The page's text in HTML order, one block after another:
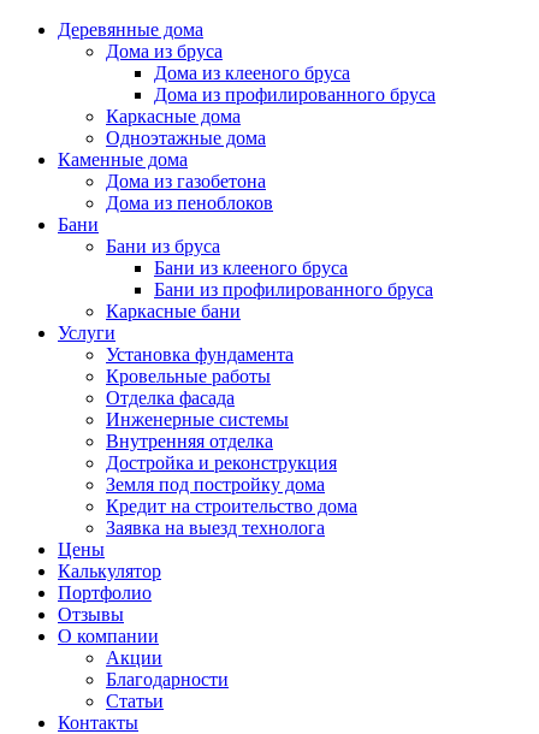
Деревянные дома
Дома из бруса
Дома из клееного бруса
Дома из профилированного бруса
Каркасные дома
Одноэтажные дома
Каменные дома
Дома из газобетона
Дома из пеноблоков
Бани
Бани из бруса
Бани из клееного бруса
Бани из профилированного бруса
Каркасные бани
Услуги
Установка фундамента
Кровельные работы
Отделка фасада
Инженерные системы
Внутренняя отделка
Достройка и реконструкция
Земля под постройку дома
Кредит на строительство дома
Заявка на выезд технолога
Цены
Калькулятор
Портфолио
Отзывы
О компании
Акции
Благодарности
Статьи
Контакты